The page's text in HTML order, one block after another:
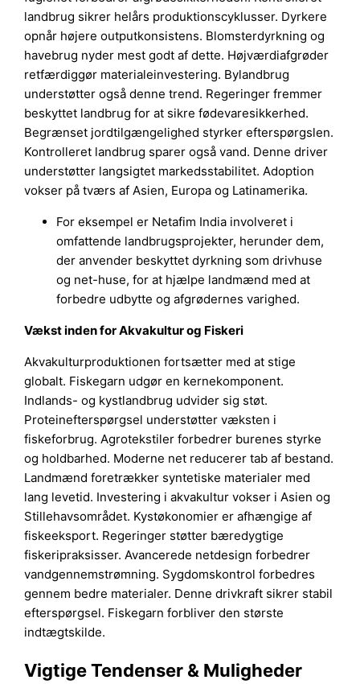
landbrug sikrer helårs produktionscyklusser. Dyrkere
opnår højere outputkonsistens. Blomsterdyrkning og
havebrug nyder mest godt af dette. Højværdiafgrøder
retfærdiggør materialeinvestering. Bylandbrug
understøtter også denne trend. Regeringer fremmer
beskyttet landbrug for at sikre fødevaresikkerhed.
Begrænset jordtilgængelighed styrker efterspørgslen.
Kontrolleret landbrug sparer også vand. Denne driver
understøtter langsigtet markedsstabilitet. Adoption
vokser på tværs af Asien, Europa og Latinamerika.
For eksempel er Netafim India involveret i
omfattende landbrugsprojekter, herunder dem,
der anvender beskyttet dyrkning som drivhuse
og net-huse, for at hjælpe landmænd med at
forbedre udbytte og afgrødernes varighed.
Vækst inden for Akvakultur og Fiskeri
Akvakulturproduktionen fortsætter med at stige
globalt. Fiskegarn udgør en kernekomponent.
Indlands- og kystlandbrug udvider sig støt.
Proteinefterspørgsel understøtter væksten i
fiskeforbrug. Agrotekstiler forbedrer burenes styrke
og holdbarhed. Moderne net reducerer tab af bestand.
Landmænd foretrækker syntetiske materialer med
lang levetid. Investering i akvakultur vokser i Asien og
Stillehavsområdet. Kystøkonomier er afhængige af
fiskeeksport. Regeringer støtter bæredygtige
fiskeripraksisser. Avancerede netdesign forbedrer
vandgennemstrømning. Sygdomskontrol forbedres
gennem bedre materialer. Denne drivkraft sikrer stabil
efterspørgsel. Fiskegarn forbliver den største
indtægtskilde.
Vigtige Tendenser & Muligheder